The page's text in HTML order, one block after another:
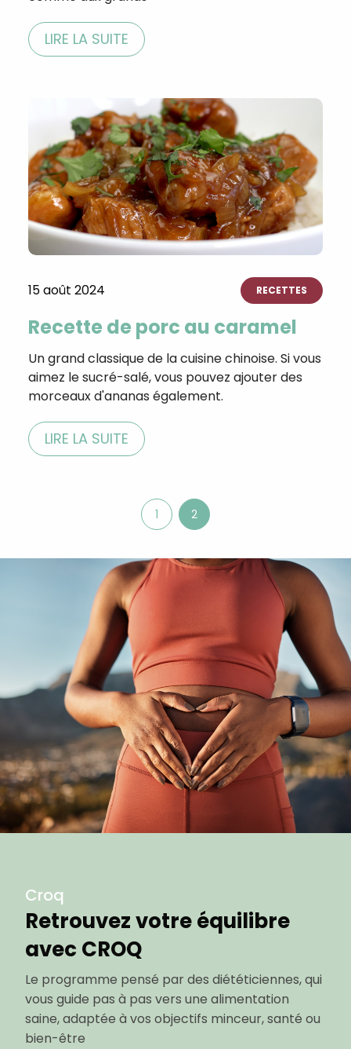
LIRE LA SUITE
15 août 2024 RECETTES
Recette de porc au caramel
Un grand classique de la cuisine chinoise. Si vous
aimez le sucré-salé, vous pouvez ajouter des
morceaux d'ananas également.⁣ ⁣
LIRE LA SUITE
1 2
Croq
Retrouvez votre équilibre
avec CROQ
Le programme pensé par des diététiciennes, qui
vous guide pas à pas vers une alimentation
saine, adaptée à vos objectifs minceur, santé ou
bien-être